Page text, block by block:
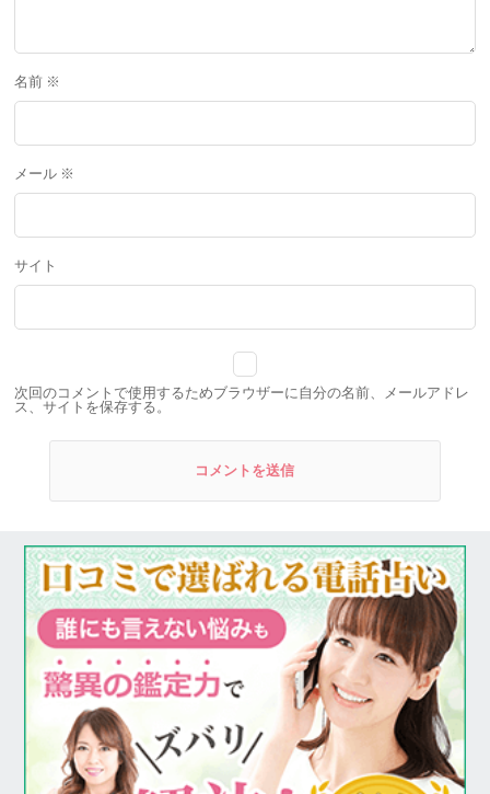
名前 ※
メール ※
サイト
次回のコメントで使用するためブラウザーに自分の名前、メールアドレ
ス、サイトを保存する。